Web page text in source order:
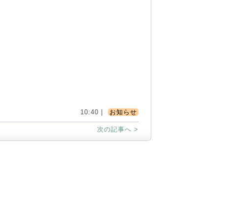
10:40 | お知らせ
次の記事へ >